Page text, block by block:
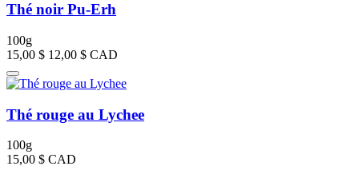
Thé noir Pu-Erh
100g
15,00 $ 12,00 $ CAD
Thé rouge au Lychee
100g
15,00 $ CAD